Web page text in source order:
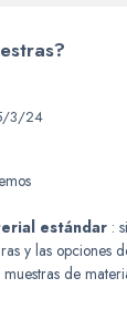
3/24
estándar :
y las opciones
muestras de